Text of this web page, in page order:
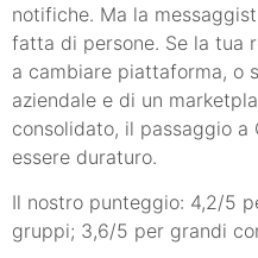
notifiche. Ma la
fatta di persone. Se la tua
a cambiare piattaforma, o
aziendale e di un
consolidato, il passaggio
essere duraturo.
Il nostro punteggio: 4,2/5
gruppi; 3,6/5 per grandi